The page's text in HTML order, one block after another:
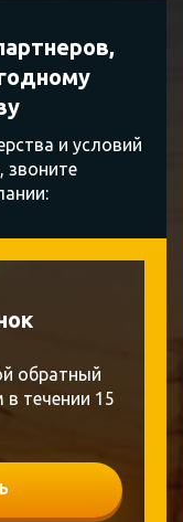
и условий
звоните
обратный
течении 15